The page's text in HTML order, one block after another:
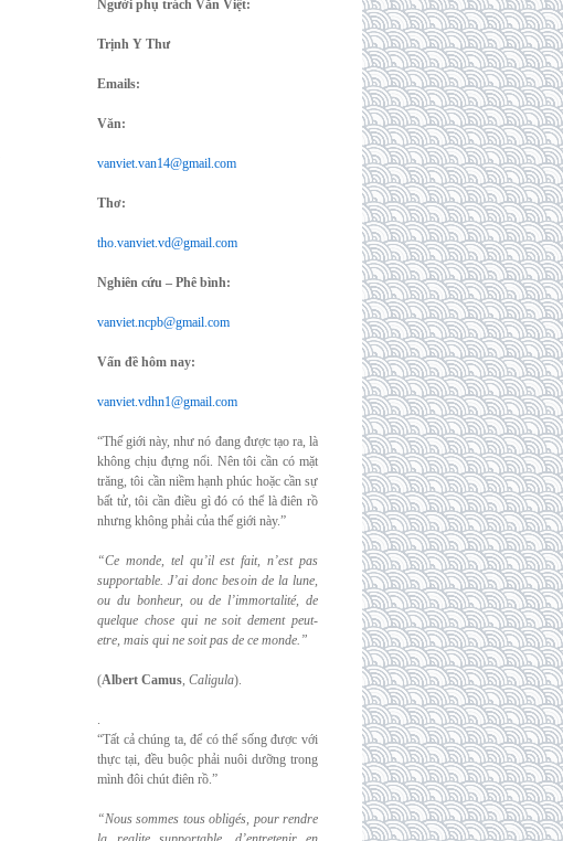
Người phụ trách Văn Việt:
Trịnh Y Thư
Emails:
Văn:
vanviet.van14@gmail.com
Thơ:
tho.vanviet.vd@gmail.com
Nghiên cứu – Phê bình:
vanviet.ncpb@gmail.com
Vấn đề hôm nay:
vanviet.vdhn1@gmail.com
“Thế giới này, như nó đang được tạo ra, là
không chịu đựng nổi. Nên tôi cần có mặt
trăng, tôi cần niềm hạnh phúc hoặc cần sự
bất tử, tôi cần điều gì đó có thể là điên rồ
nhưng không phải của thế giới này.”
“Ce monde, tel qu’il est fait, n’est pas
supportable. J’ai donc besoin de la lune,
ou du bonheur, ou de l’immortalité, de
quelque chose qui ne soit dement peut-
etre, mais qui ne soit pas de ce monde.”
(Albert Camus, Caligula).
.
“Tất cả chúng ta, để có thể sống được với
thực tại, đều buộc phải nuôi dưỡng trong
mình đôi chút điên rồ.”
“Nous sommes tous obligés, pour rendre